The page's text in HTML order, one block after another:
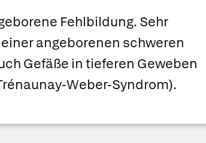
Fehlbildung. Sehr
angeborenen schweren
Gefäße in tieferen Geweben
Weber-Syndrom).